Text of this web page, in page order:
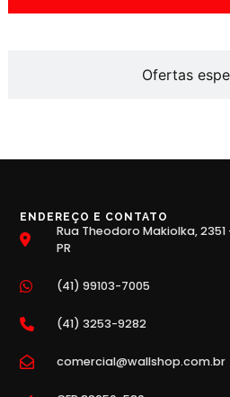
Ofertas
ENDEREÇO E CONTATO
Rua Theodoro Makiolka,
PR
(41) 99103-7005
(41) 3253-9282
comercial@wallshop.com.br